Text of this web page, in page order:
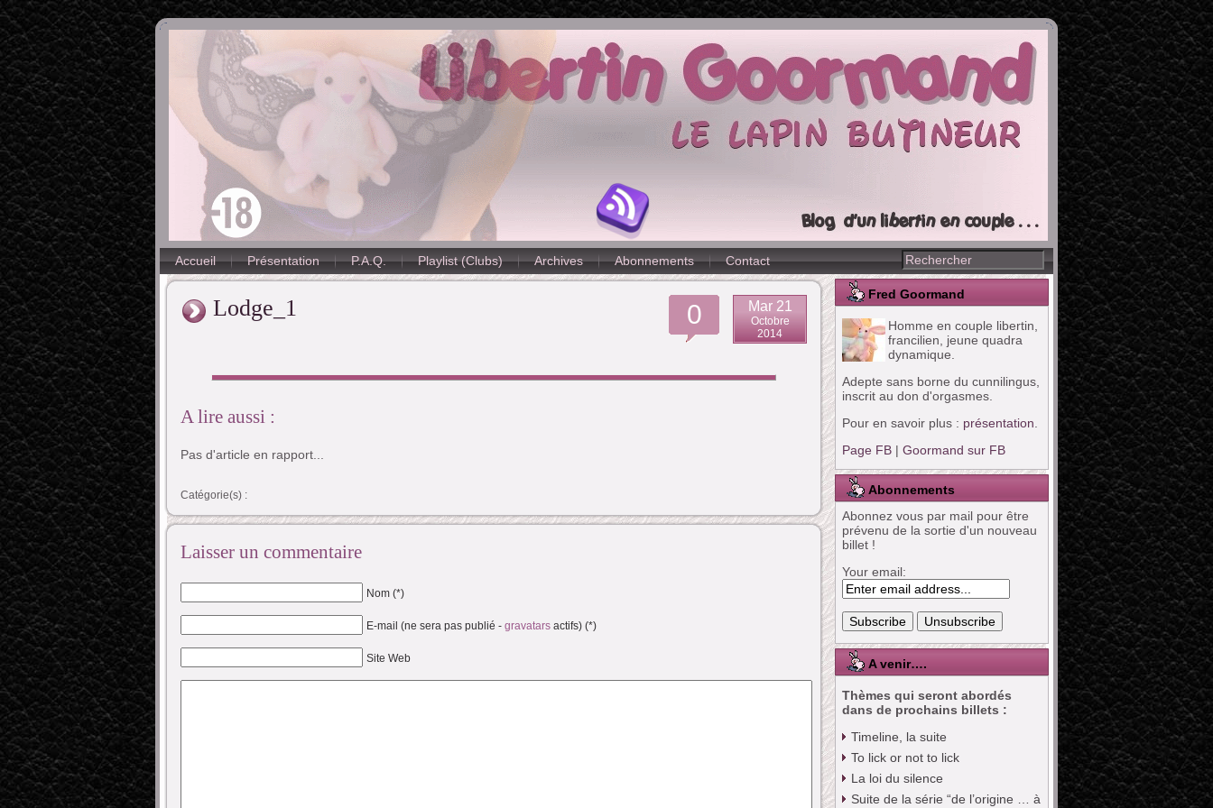
Accueil Présentation P.A.Q. Playlist (Clubs) Archives Abonnements Contact
Fred Goormand
Homme en couple libertin,
francilien, jeune quadra
dynamique.
Adepte sans borne du cunnilingus,
inscrit au don d'orgasmes.
Pour en savoir plus : présentation
Page FB | Goormand sur FB
Abonnements
Abonnez vous par mail pour être
prévenu de la sortie d'un nouveau
billet !
Your email:
A venir….
Thèmes qui seront abordés
dans de prochains billets :
Timeline, la suite
To lick or not to lick
La loi du silence
Suite de la série “de l’origine … à
Mar 21
Octobre
2014
0
Lodge_1
A lire aussi :
Pas d'article en rapport...
Catégorie(s) :
Laisser un commentaire
Nom (*)
E-mail (ne sera pas publié - gravatars actifs) (*)
Site Web